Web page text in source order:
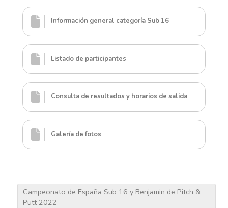
Información general categoría Sub 16
Listado de participantes
Consulta de resultados y horarios de salida
Galería de fotos
Campeonato de España Sub 16 y Benjamin de Pitch &
Putt 2022